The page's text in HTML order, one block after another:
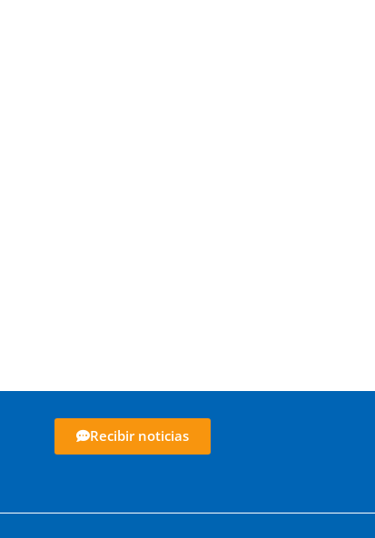
Recibir noticias